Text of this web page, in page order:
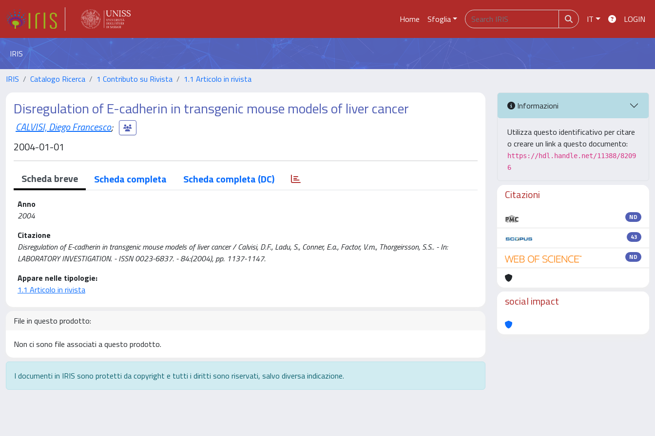
Home Sfoglia IT LOGIN
IRIS
IRIS Catalogo Ricerca 1 Contributo su Rivista 1.1 Articolo in rivista
Disregulation of E-cadherin in transgenic mouse models of liver cancer
CALVISI, Diego Francesco;
2004-01-01
Scheda breve Scheda completa Scheda completa (DC)
Anno
2004
Citazione
Disregulation of E-cadherin in transgenic mouse models of liver cancer / Calvisi, D.F., Ladu, S., Conner, E.a., Factor, V.m., Thorgeirsson, S.S.. - In:
LABORATORY INVESTIGATION. - ISSN 0023-6837. - 84:(2004), pp. 1137-1147.
Appare nelle tipologie:
1.1 Articolo in rivista
File in questo prodotto:
Non ci sono file associati a questo prodotto.
I documenti in IRIS sono protetti da copyright e tutti i diritti sono riservati, salvo diversa indicazione.
Informazioni
Utilizza questo identificativo per citare
o creare un link a questo documento:
https://hdl.handle.net/11388/8209
6
Citazioni
ND
43
ND
social impact